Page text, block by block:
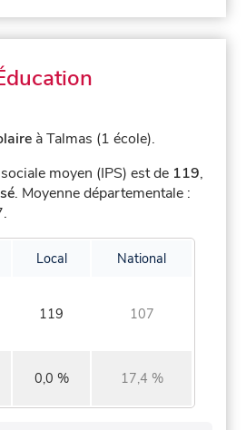
à Talmas (1 école).
moyen (IPS) est de 119,
. Moyenne départementale :
Local National
119 107
0,0 % 17,4 %